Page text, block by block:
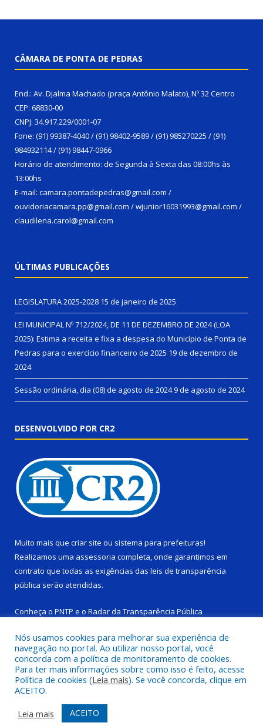
CÂMARA DE PONTA DE PEDRAS
End.: Av. Djalma Machado (praça Antônio Malato), Nº 32 Centro
CEP: 68830-00
CNPJ: 34.917.229/0001-07
Fone: (91) 99387-4040 / (91) 98402-9589 / (91) 985270225 / (91)
984932114 / (91) 98447-0966
Horário de atendimento: de Segunda à Sexta das 08:00hs às
13:00hs
E-mail: camara.pontadepedras@gmail.com /
ouvidoriacamara.pp@gmail.com / wjunior16031993@gmail.com /
claudilena.carol@gmail.com
ÚLTIMAS PUBLICAÇÕES
LEGISLATURA 2025-2028 15 de janeiro de 2025
LEI MUNICIPAL Nº 712/2024, DE 11 DE DEZEMBRO DE 2024 (LOA
2025): Estima a receita e fixa a despesa do Município de Ponta de
Pedras para o exercício financeiro de 2025 19 de dezembro de
2024
Sessão ordinária, dia (08) de agosto de 20249 de agosto de 2024
DESENVOLVIDO POR CR2
Muito mais que criar site ou sistema para prefeituras!
Realizamos uma assessoria completa, onde garantimos em
contrato que todas as exigências das leis de transparência
pública serão atendidas.
Conheça o PNTP e o Radar da Transparência Pública
Todos os direitos reservados a Câmara Municipal de Ponta de
Pedras.
Mapa do Site
Acessar Área Administrativa
Acessar Webmail
Nós usamos cookies para melhorar sua experiência de
navegação no portal. Ao utilizar nosso portal, você
concorda com a política de monitoramento de cookies.
Para ter mais informações sobre como isso é feito, acesse
Política de cookies (Leia mais). Se você concorda, clique em
ACEITO.
Leia mais
ACEITO